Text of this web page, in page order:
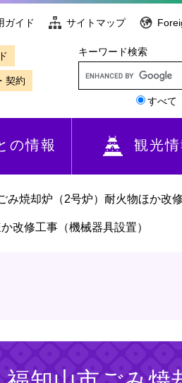
ガイド サイトマップ
契約
キーワード検索
すべて
の情報 観光情
焼却炉（2号炉）耐火物ほか改
改修工事（機械器具設置）